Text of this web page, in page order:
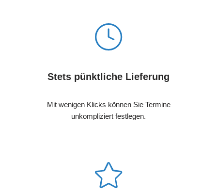
Stets pünktliche Lieferung
Mit wenigen Klicks können Sie Termine
unkompliziert festlegen.